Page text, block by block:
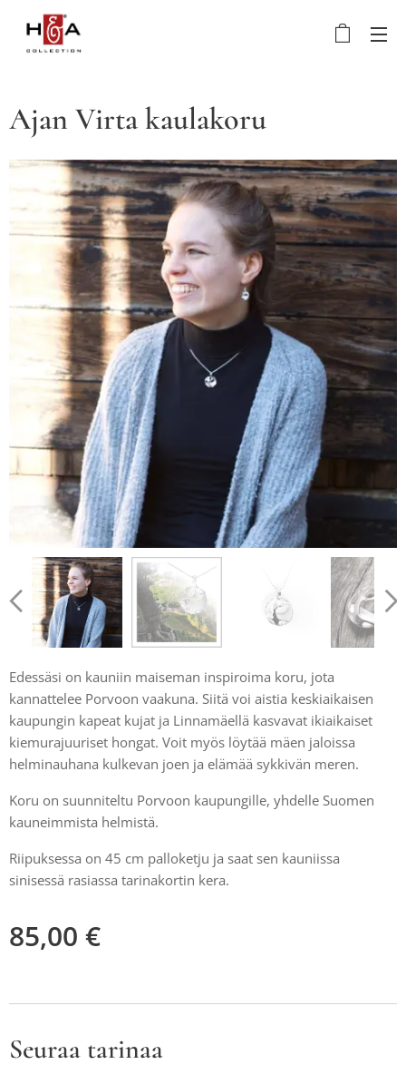
Ajan Virta kaulakoru
Edessäsi on kauniin maiseman inspiroima koru, jota
kannattelee Porvoon vaakuna. Siitä voi aistia keskiaikaisen
kaupungin kapeat kujat ja Linnamäellä kasvavat ikiaikaiset
kiemurajuuriset hongat. Voit myös löytää mäen jaloissa
helminauhana kulkevan joen ja elämää sykkivän meren.
Koru on suunniteltu Porvoon kaupungille, yhdelle Suomen
kauneimmista helmistä.
Riipuksessa on 45 cm palloketju ja saat sen kauniissa
sinisessä rasiassa tarinakortin kera.
85,00 €
Seuraa tarinaa